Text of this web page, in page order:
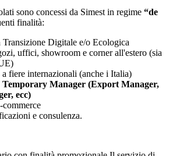
sono concessi da Simest in regime “de
finalità:
Digitale e/o Ecologica
uffici, showroom e corner all'estero (sia
a fiere internazionali (anche i Italia)
Temporary Manager (Export Manager,
ecc)
e consulenza.